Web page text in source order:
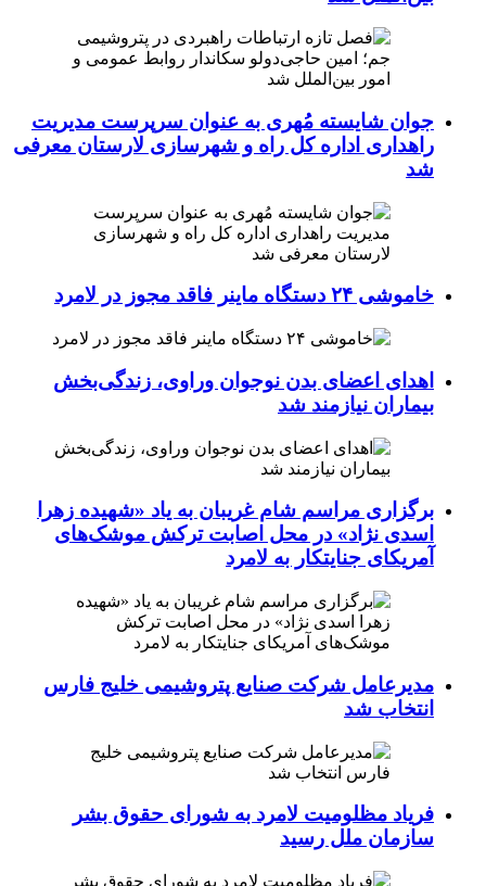
جوان شایسته مُهری به عنوان سرپرست مدیریت
راهداری اداره کل راه و شهرسازی لارستان معرفی
شد
خاموشی ۲۴ دستگاه ماینر فاقد مجوز در لامرد
اهدای اعضای بدن نوجوان وراوی، زندگی‌بخش
بیماران نیازمند شد
برگزاری مراسم شام غریبان به یاد «شهیده زهرا
اسدی نژاد» در محل اصابت ترکش موشک‌های
آمریکای جنایتکار به لامرد
مدیرعامل شرکت صنایع پتروشیمی خلیج فارس
انتخاب شد
فریاد مظلومیت لامرد به شورای حقوق بشر
سازمان ملل رسید